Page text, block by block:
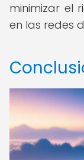
minimizar el
en las redes